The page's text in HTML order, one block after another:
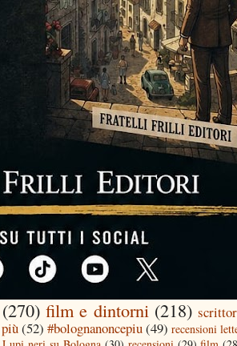
(270) film e dintorni (218)
(52) #bolognanoncepiu(49) recensioni